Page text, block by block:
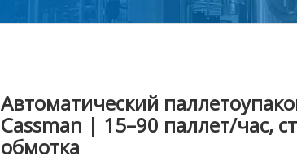
Автоматический
Cassman | 15–90 паллет/час,
обмотка